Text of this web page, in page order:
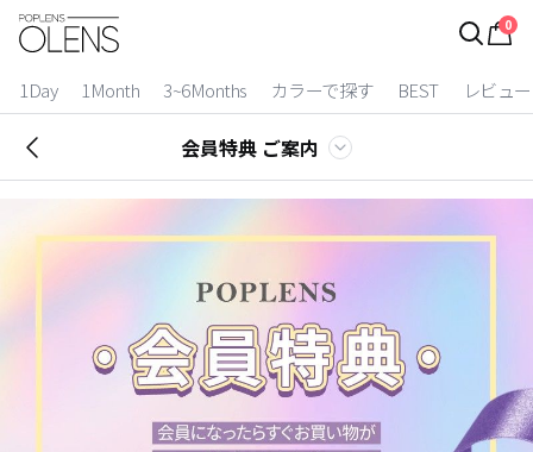
0
1Day 1Month 3~6Months カラーで探す BEST レビュー
ログイン
カラコン比較
今月限定特典
ベスト
装着期間
2 Weeks
3~6 Months
会員特典 ご案内